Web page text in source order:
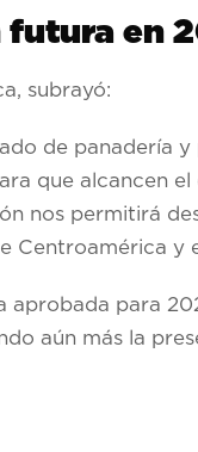
futura en
subrayó:
de panadería y
que alcancen el
nos permitirá
Centroamérica y
aprobada para
aún más la